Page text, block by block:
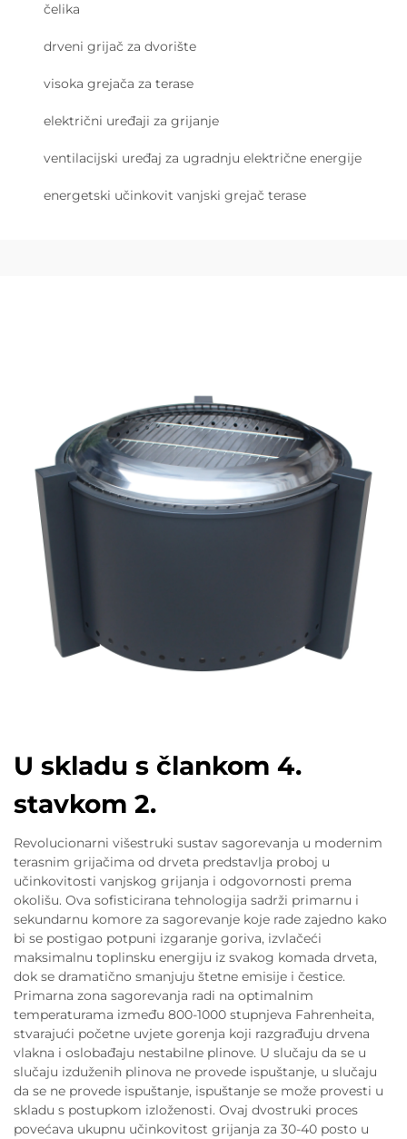
čelika
drveni grijač za dvorište
visoka grejača za terase
električni uređaji za grijanje
ventilacijski uređaj za ugradnju električne energije
energetski učinkovit vanjski grejač terase
U skladu s člankom 4.
stavkom 2.
Revolucionarni višestruki sustav sagorevanja u modernim
terasnim grijačima od drveta predstavlja proboj u
učinkovitosti vanjskog grijanja i odgovornosti prema
okolišu. Ova sofisticirana tehnologija sadrži primarnu i
sekundarnu komore za sagorevanje koje rade zajedno kako
bi se postigao potpuni izgaranje goriva, izvlačeći
maksimalnu toplinsku energiju iz svakog komada drveta,
dok se dramatično smanjuju štetne emisije i čestice.
Primarna zona sagorevanja radi na optimalnim
temperaturama između 800-1000 stupnjeva Fahrenheita,
stvarajući početne uvjete gorenja koji razgrađuju drvena
vlakna i oslobađaju nestabilne plinove. U slučaju da se u
slučaju izduženih plinova ne provede ispuštanje, u slučaju
da se ne provede ispuštanje, ispuštanje se može provesti u
skladu s postupkom izloženosti. Ovaj dvostruki proces
povećava ukupnu učinkovitost grijanja za 30-40 posto u